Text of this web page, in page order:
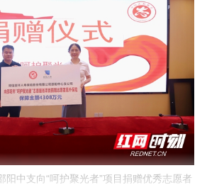
阳中支向“呵护聚光者”项目捐赠优秀志愿者